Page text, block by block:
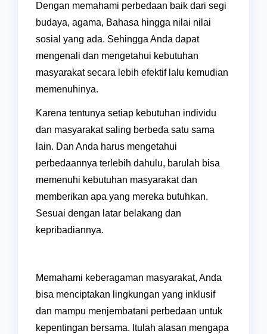
Dengan memahami perbedaan baik dari segi
budaya, agama, Bahasa hingga nilai nilai
sosial yang ada. Sehingga Anda dapat
mengenali dan mengetahui kebutuhan
masyarakat secara lebih efektif lalu kemudian
memenuhinya.
Karena tentunya setiap kebutuhan individu
dan masyarakat saling berbeda satu sama
lain. Dan Anda harus mengetahui
perbedaannya terlebih dahulu, barulah bisa
memenuhi kebutuhan masyarakat dan
memberikan apa yang mereka butuhkan.
Sesuai dengan latar belakang dan
kepribadiannya.
Memahami keberagaman masyarakat, Anda
bisa menciptakan lingkungan yang inklusif
dan mampu menjembatani perbedaan untuk
kepentingan bersama. Itulah alasan mengapa